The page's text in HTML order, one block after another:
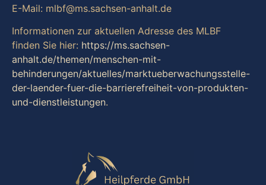
E-Mail: mlbf@ms.sachsen-anhalt.de
Informationen zur aktuellen Adresse des MLBF
finden Sie hier: https://ms.sachsen-
anhalt.de/themen/menschen-mit-
behinderungen/aktuelles/marktueberwachungsstelle-
der-laender-fuer-die-barrierefreiheit-von-produkten-
und-dienstleistungen.